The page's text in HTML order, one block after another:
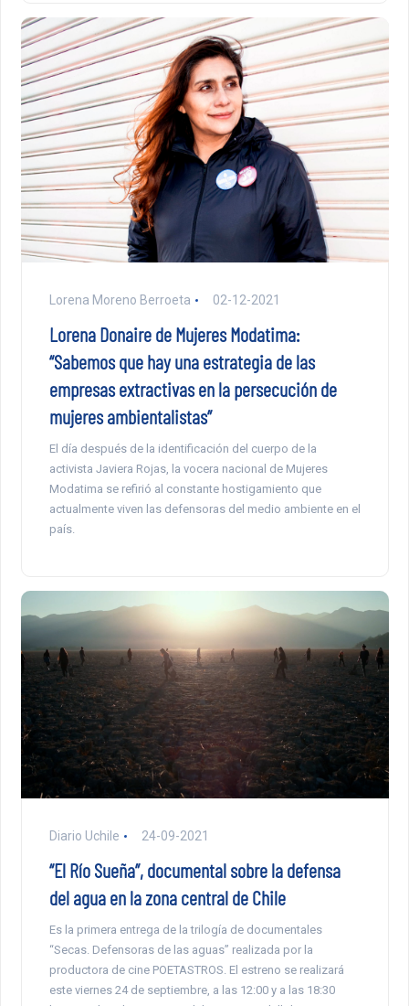
Lorena Moreno Berroeta 02-12-2021
Lorena Donaire de Mujeres Modatima:
“Sabemos que hay una estrategia de las
empresas extractivas en la persecución de
mujeres ambientalistas”
El día después de la identificación del cuerpo de la
activista Javiera Rojas, la vocera nacional de Mujeres
Modatima se refirió al constante hostigamiento que
actualmente viven las defensoras del medio ambiente en el
país.
Diario Uchile 24-09-2021
“El Río Sueña”, documental sobre la defensa
del agua en la zona central de Chile
Es la primera entrega de la trilogía de documentales
“Secas. Defensoras de las aguas” realizada por la
productora de cine POETASTROS. El estreno se realizará
este viernes 24 de septiembre, a las 12:00 y a las 18:30